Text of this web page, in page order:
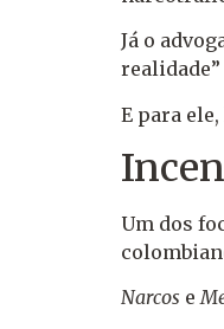
Já o
E para
Um dos
Narcos e